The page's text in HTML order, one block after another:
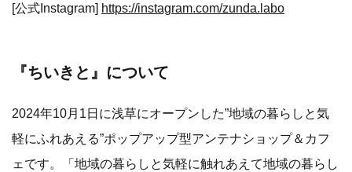
[公式Instagram] https://instagram.com/zunda.labo
『ちいきと』について
2024年10月1日に浅草にオープンした”地域の暮らしと気
軽にふれあえる”ポップアップ型アンテナショップ＆カフ
ェです。「地域の暮らしと気軽に触れあえて地域の暮らし